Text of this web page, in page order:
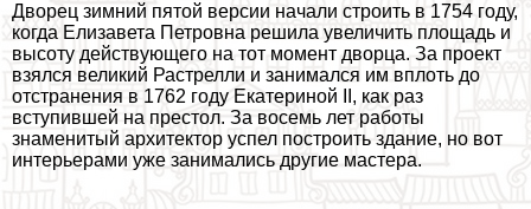
Дворец зимний пятой версии начали строить в 1754 году,
когда Елизавета Петровна решила увеличить площадь и
высоту действующего на тот момент дворца. За проект
взялся великий Растрелли и занимался им вплоть до
отстранения в 1762 году Екатериной II, как раз
вступившей на престол. За восемь лет работы
знаменитый архитектор успел построить здание, но вот
интерьерами уже занимались другие мастера.